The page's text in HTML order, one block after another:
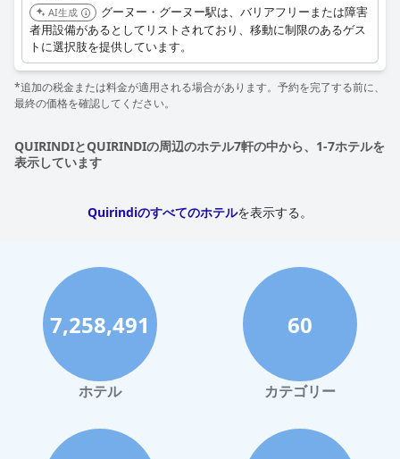
AI生成
グーヌー・グーヌー駅は、バリアフリーまたは障害
者用設備があるとしてリストされており、移動に制限のあるゲス
トに選択肢を提供しています。
*追加の税金または料金が適用される場合があります。予約を完了する前に、
最終の価格を確認してください。
QUIRINDIとQUIRINDIの周辺のホテル7軒の中から、1-7ホテルを
表示しています
Quirindiのすべてのホテルを表示する。
7,258,491
ホテル
60
カテゴリー